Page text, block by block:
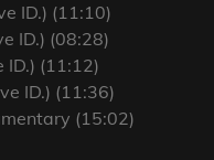
ID.) (11:10)
ID.) (08:28)
ID.) (11:12)
ID.) (11:36)
(15:02)